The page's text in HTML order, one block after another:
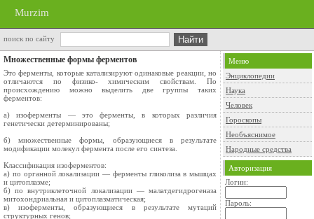
Murzim
поиск по сайту
Множественные формы ферментов
Это ферменты, которые катализируют одинаковые реакции, но
отличаются по физико- химическим свойствам. По
происхождению можно выделить две группы таких
ферментов:
а) изоферменты — это ферменты, в которых различия
генетически детерминированы;
б) множественные формы, образующиеся в результате
модификации молекул фермента после его синтеза.
Классификация изоферментов:
а) по органной локализации — ферменты гликолиза в мышцах
и цитоплазме;
б) по внутриклеточной локализации — малатдегидрогеназа
митохондриальная и цитоплазматическая;
в) изоферменты, образующиеся в результате мутаций
структурных генов;
Меню
Энциклопедии
Наука
Человек
Гороскопы
Необъяснимое
Народные средства
Авторизация
Логин:
Пароль: